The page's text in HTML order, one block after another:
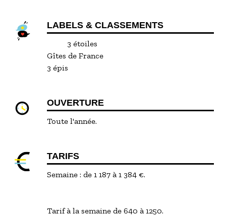
LABELS & CLASSEMENTS
3 étoiles
Gîtes de France
3 épis
OUVERTURE
Toute l'année.
TARIFS
Semaine : de 1 187 à 1 384 €.
Tarif à la semaine de 640 à 1250.